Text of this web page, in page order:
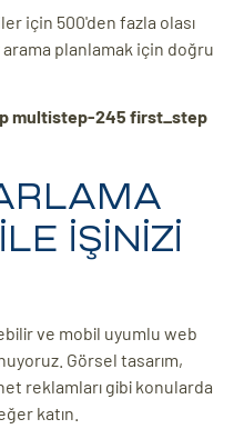
için 500'den fazla olası
arama planlamak için doğru
multistep-245 first_step
İŞİNİZİ
ve mobil uyumlu web
Görsel tasarım,
reklamları gibi konularda
katın.